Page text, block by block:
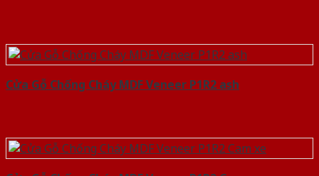
Cửa Gỗ Chống Cháy MDF Veneer P1R2 ash